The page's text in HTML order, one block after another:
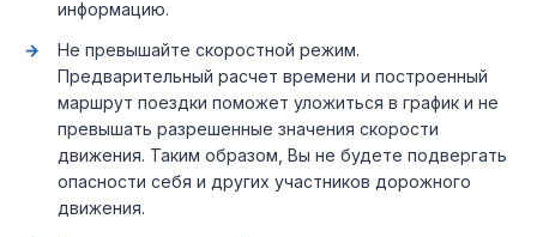
информацию.
Не превышайте скоростной режим.
Предварительный расчет времени и построенный
маршрут поездки поможет уложиться в график и не
превышать разрешенные значения скорости
движения. Таким образом, Вы не будете подвергать
опасности себя и других участников дорожного
движения.